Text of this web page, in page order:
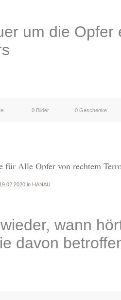
um die
0 Bilder 0 Geschenke
für Alle Opfer von rechtem
in HANAU
wann
davon